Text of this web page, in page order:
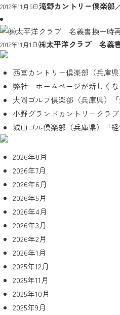
2012年11月5日滝野カントリー倶楽
2012年11月1日㈱太平洋クラブ 名義
西宮カントリー倶楽部（兵庫
弊社 ホームページが新しくな
大岡ゴルフ倶楽部（兵庫県）
小野グランドカントリークラ
城山ゴル倶楽部（兵庫県）「経
2026年8月
2026年7月
2026年6月
2026年5月
2026年4月
2026年3月
2026年2月
2026年1月
2025年12月
2025年11月
2025年10月
2025年9月